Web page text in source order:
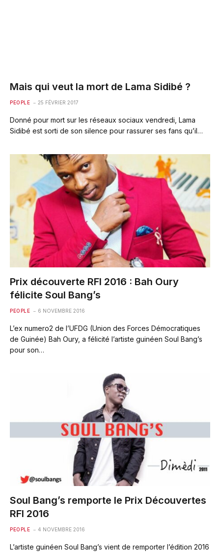
Mais qui veut la mort de Lama Sidibé ?
PEOPLE 25 FÉVRIER 2017
Donné pour mort sur les réseaux sociaux vendredi, Lama
Sidibé est sorti de son silence pour rassurer ses fans qu’il…
Prix découverte RFI 2016 : Bah Oury
félicite Soul Bang’s
PEOPLE 6 NOVEMBRE 2016
L’ex numero2 de l’UFDG (Union des Forces Démocratiques
de Guinée) Bah Oury, a félicité l’artiste guinéen Soul Bang’s
pour son…
Soul Bang’s remporte le Prix Découvertes
RFI 2016
PEOPLE 4 NOVEMBRE 2016
L’artiste guinéen Soul Bang’s vient de remporter l’édition 2016